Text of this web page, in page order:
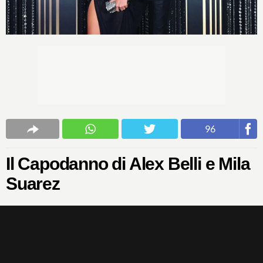
96
Il Capodanno di Alex Belli e Mila
Suarez